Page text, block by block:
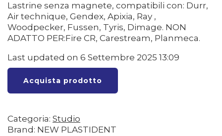
Lastrine senza magnete, compatibili con: Durr,
Air technique, Gendex, Apixia, Ray ,
Woodpecker, Fussen, Tyris, Dimage. NON
ADATTO PER:Fire CR, Carestream, Planmeca.
Last updated on 6 Settembre 2025 13:09
Acquista prodotto
Categoria: Studio
Brand: NEW PLASTIDENT